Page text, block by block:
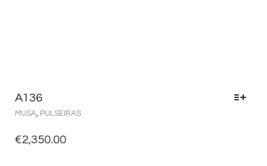
A136
MUSA, PULSEIRAS
€2,350.00